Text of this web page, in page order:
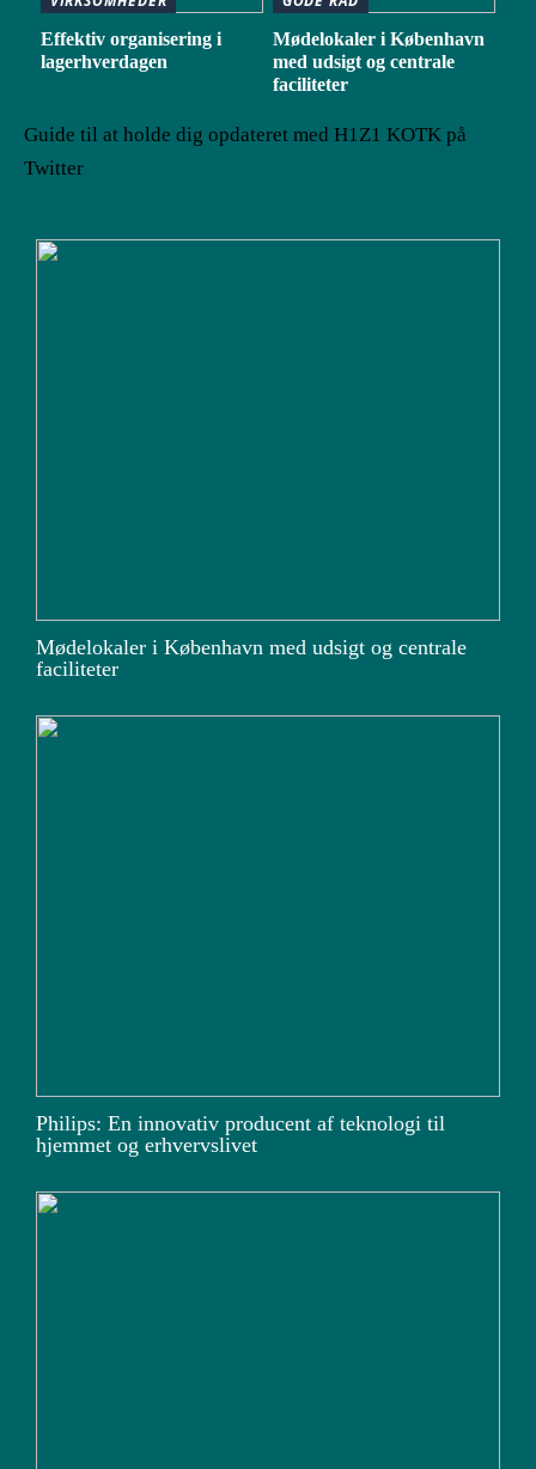
Effektiv organisering i
lagerhverdagen
Mødelokaler i København
med udsigt og centrale
faciliteter
Guide til at holde dig opdateret med H1Z1 KOTK på
Twitter
Mødelokaler i København med udsigt og centrale
faciliteter
Philips: En innovativ producent af teknologi til
hjemmet og erhvervslivet